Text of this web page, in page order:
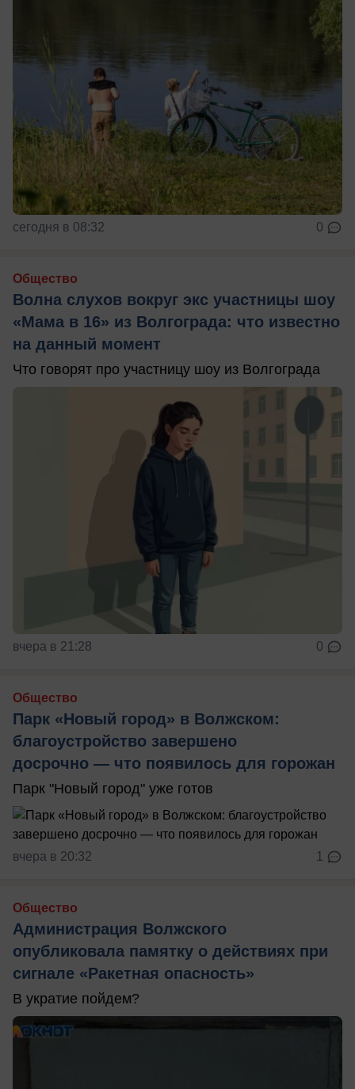
сегодня в 08:32 0
Общество
Волна слухов вокруг экс участницы шоу
«Мама в 16» из Волгограда: что известно
на данный момент
Что говорят про участницу шоу из Волгограда
вчера в 21:28 0
Общество
Парк «Новый город» в Волжском:
благоустройство завершено
досрочно — что появилось для горожан
Парк "Новый город" уже готов
вчера в 20:32 1
Общество
Администрация Волжского
опубликовала памятку о действиях при
сигнале «Ракетная опасность»
В укратие пойдем?